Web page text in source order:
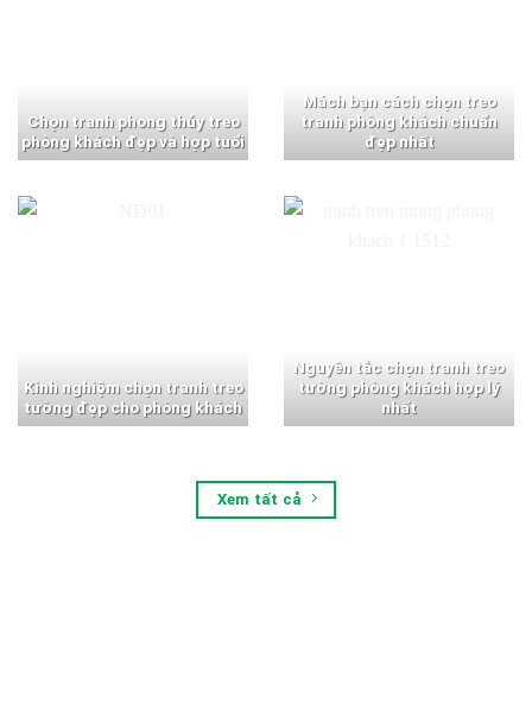
Chọn tranh phong thủy treo
phòng khách đẹp và hợp tuổi
Mách bạn cách chọn treo
tranh phòng khách chuẩn
đẹp nhất
Kinh nghiệm chọn tranh treo
tường đẹp cho phòng khách
Nguyên tắc chọn tranh treo
tường phòng khách hợp lý
nhất
Xem tất cả